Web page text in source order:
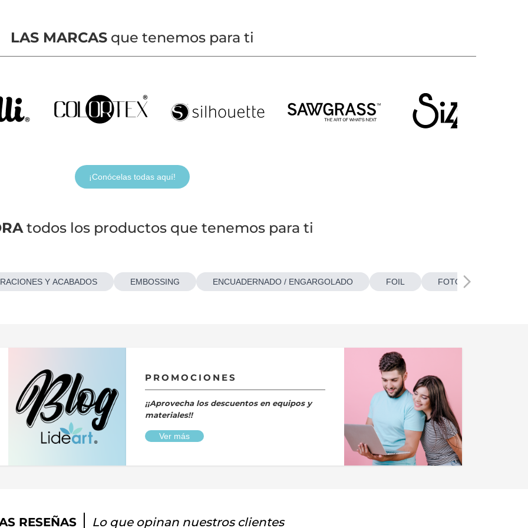
LAS MARCASque tenemos para ti
¡Conócelas todas aquí!
todos los productos que tenemos para ti
Y ACABADOS EMBOSSING ENCUADERNADO / ENGARGOLADO FOIL FOTOBOTONES
PROMOCIONES
¡¡Aprovecha los descuentos en equipos y
materiales!!
Ver más
RESEÑAS Lo que opinan nuestros clientes